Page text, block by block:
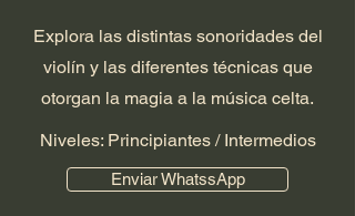
Explora las distintas sonoridades del
violín y las diferentes técnicas que
otorgan la magia a la música celta.
Niveles: Principiantes / Intermedios
Enviar WhatssApp